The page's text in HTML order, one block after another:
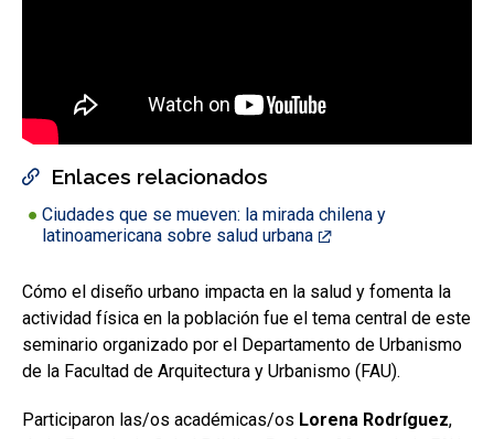
Enlaces relacionados
Ciudades que se mueven: la mirada chilena y
latinoamericana sobre salud urbana
Cómo el diseño urbano impacta en la salud y fomenta la
actividad física en la población fue el tema central de este
seminario organizado por el Departamento de Urbanismo
de la Facultad de Arquitectura y Urbanismo (FAU).
Participaron las/os académicas/os Lorena Rodríguez,